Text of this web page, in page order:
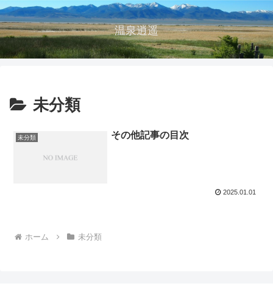
温泉逍遥
未分類
未分類 その他記事の目次
2025.01.01
ホーム 未分類